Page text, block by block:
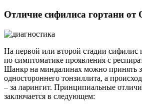
Отличие сифилиса гортани
На первой или второй стадии сифилис
по симптоматике проявления с
Шанкр на миндалинах можно принять
одностороннего тонзиллита, а
– за ларингит. Принципиальные
заключается в следующем: